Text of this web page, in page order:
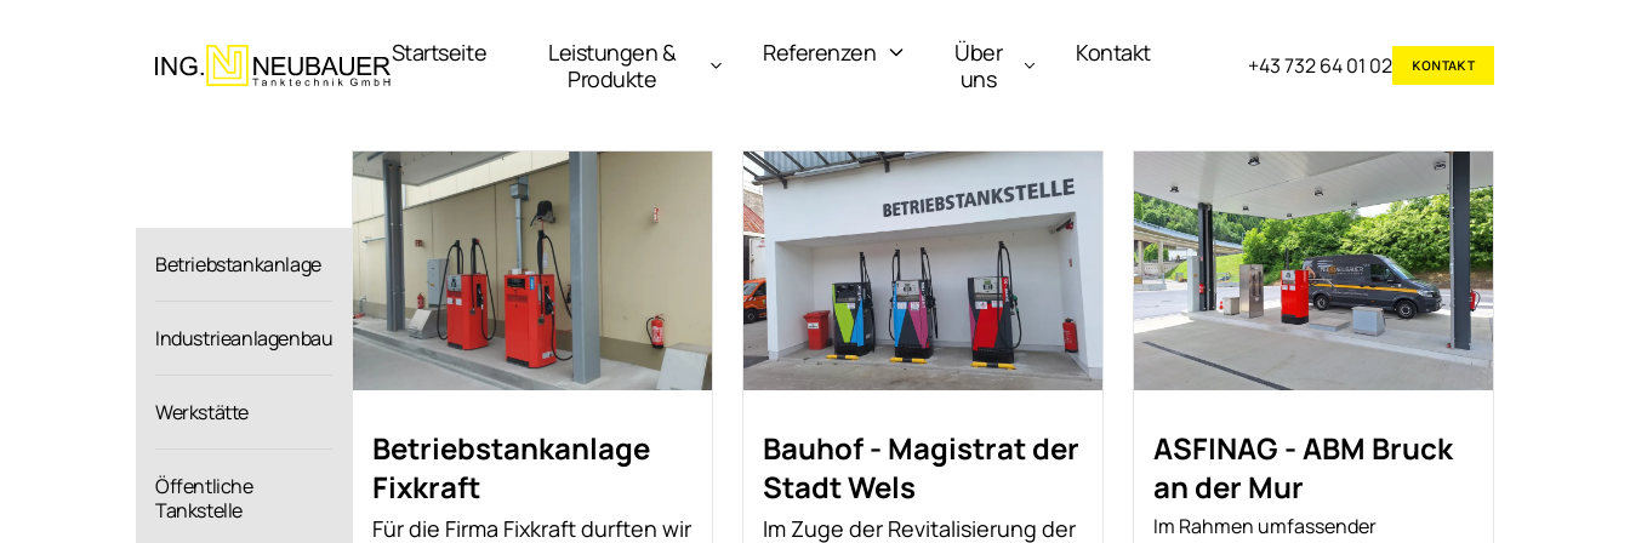
Startseite
Leistungen &
Produkte
Referenzen
Über
uns
Kontakt +43 732 64 01 02 KONTAKT
Betriebstankanlage
Industrieanlagenbau
Werkstätte
Öffentliche
Tankstelle
Betriebstankanlage
Fixkraft
Für die Firma Fixkraft durften wir
Bauhof - Magistrat der
Stadt Wels
Im Zuge der Revitalisierung der
ASFINAG - ABM Bruck
an der Mur
Im Rahmen umfassender